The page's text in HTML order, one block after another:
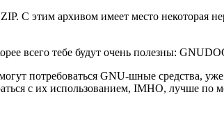
С этим архивом имеет место некоторая
всего тебе будут очень полезны:
потребоваться GNU-шные средства,
с их использованием, IMHO, лучше